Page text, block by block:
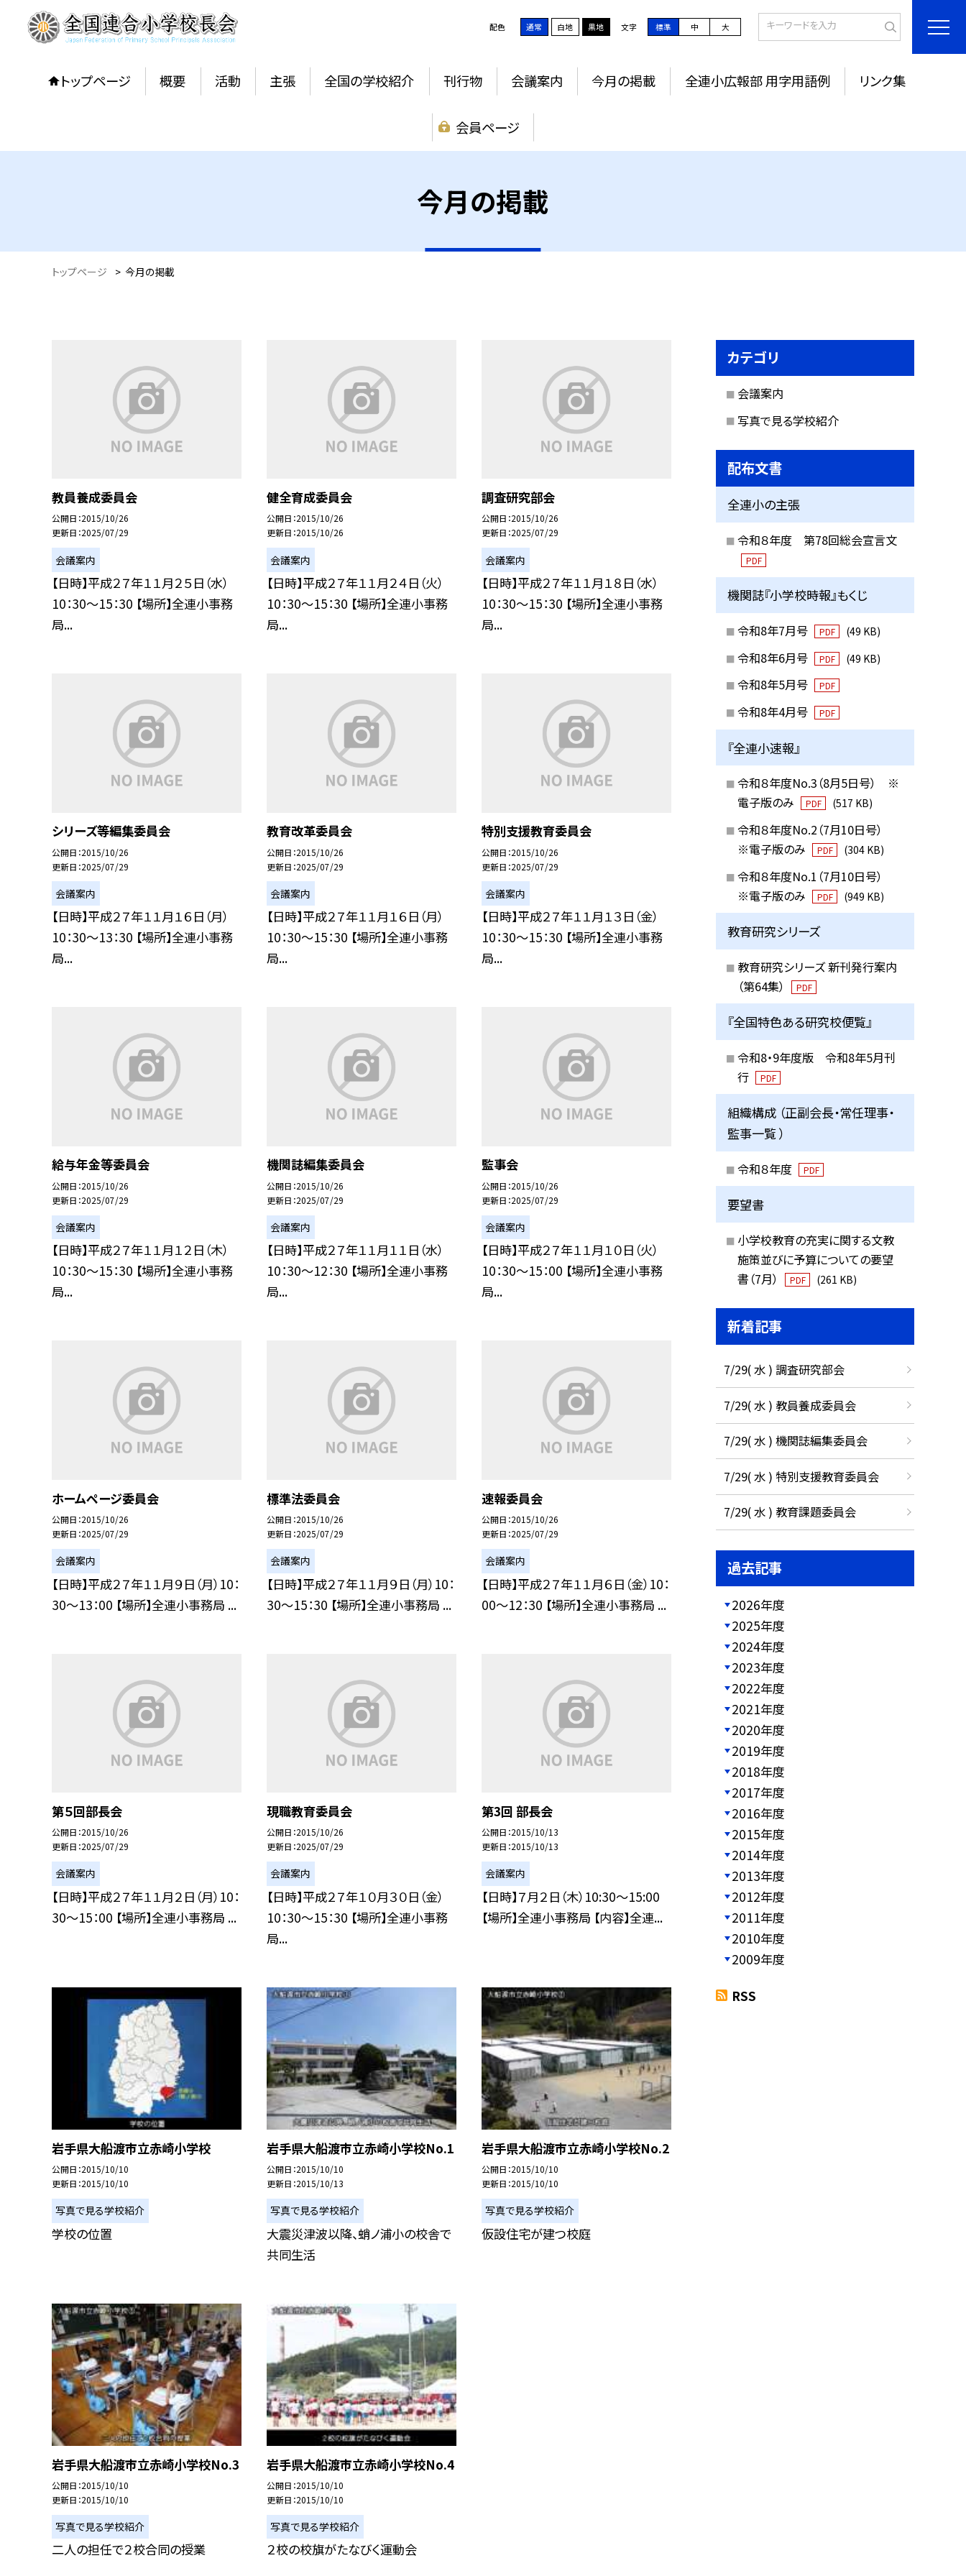
配色 通常 白地 黒地 文字 標準 中 大
トップページ 概要 活動 主張 全国の学校紹介 刊行物 会議案内 今月の掲載 全連小広報部 用字用語例 リンク集
会員ページ
今月の掲載
トップページ > 今月の掲載
教員養成委員会
公開日 2015/10/26
更新日 2025/07/29
会議案内
【日時】平成２７年１１月２５日（水）
10：30〜15：30 【場所】全連小事務
局...
健全育成委員会
公開日 2015/10/26
更新日 2015/10/26
会議案内
【日時】平成２７年１１月２４日（火）
10：30〜15：30 【場所】全連小事務
局...
調査研究部会
公開日 2015/10/26
更新日 2025/07/29
会議案内
【日時】平成２７年１１月１８日（水）
10：30〜15：30 【場所】全連小事務
局...
シリーズ等編集委員会
公開日 2015/10/26
更新日 2025/07/29
会議案内
【日時】平成２７年１１月１６日（月）
10：30〜13：30 【場所】全連小事務
局...
教育改革委員会
公開日 2015/10/26
更新日 2025/07/29
会議案内
【日時】平成２７年１１月１６日（月）
10：30〜15：30 【場所】全連小事務
局...
特別支援教育委員会
公開日 2015/10/26
更新日 2025/07/29
会議案内
【日時】平成２７年１１月１３日（金）
10：30〜15：30 【場所】全連小事務
局...
給与年金等委員会
公開日 2015/10/26
更新日 2025/07/29
会議案内
【日時】平成２７年１１月１２日（木）
10：30〜15：30 【場所】全連小事務
局...
機関誌編集委員会
公開日 2015/10/26
更新日 2025/07/29
会議案内
【日時】平成２７年１１月１１日（水）
10：30〜12：30 【場所】全連小事務
局...
監事会
公開日 2015/10/26
更新日 2025/07/29
会議案内
【日時】平成２７年１１月１０日（火）
10：30〜15：00 【場所】全連小事務
局...
ホームページ委員会
公開日 2015/10/26
更新日 2025/07/29
会議案内
【日時】平成２７年１１月９日（月）10：
30〜13：00 【場所】全連小事務局 ...
標準法委員会
公開日 2015/10/26
更新日 2025/07/29
会議案内
【日時】平成２７年１１月９日（月）10：
30〜15：30 【場所】全連小事務局 ...
速報委員会
公開日 2015/10/26
更新日 2025/07/29
会議案内
【日時】平成２７年１１月６日（金）10：
00〜12：30 【場所】全連小事務局 ...
第５回部長会
公開日 2015/10/26
更新日 2025/07/29
会議案内
【日時】平成２７年１１月２日（月）10：
30〜15：00 【場所】全連小事務局 ...
現職教育委員会
公開日 2015/10/26
更新日 2025/07/29
会議案内
【日時】平成２７年１０月３０日（金）
10：30〜15：30 【場所】全連小事務
局...
第3回 部長会
公開日 2015/10/13
更新日 2015/10/13
会議案内
【日時】７月２日（木）10:30〜15:00
【場所】全連小事務局 【内容】全連...
岩手県大船渡市立赤崎小学校
公開日 2015/10/10
更新日 2015/10/10
写真で見る学校紹介
学校の位置
岩手県大船渡市立赤崎小学校No.1
公開日 2015/10/10
更新日 2015/10/13
写真で見る学校紹介
大震災津波以降、蛸ノ浦小の校舎で
共同生活
岩手県大船渡市立赤崎小学校No.2
公開日 2015/10/10
更新日 2015/10/10
写真で見る学校紹介
仮設住宅が建つ校庭
岩手県大船渡市立赤崎小学校No.3
公開日 2015/10/10
更新日 2015/10/10
写真で見る学校紹介
二人の担任で２校合同の授業
岩手県大船渡市立赤崎小学校No.4
公開日 2015/10/10
更新日 2015/10/10
写真で見る学校紹介
２校の校旗がたなびく運動会
カテゴリ
会議案内
写真で見る学校紹介
配布文書
全連小の主張
令和８年度 第78回総会宣言文
PDF
機関誌『小学校時報』もくじ
令和8年7月号 PDF (49 KB)
令和8年6月号 PDF (49 KB)
令和8年5月号 PDF
令和8年4月号 PDF
『全連小速報』
令和８年度No.3（8月5日号） ※
電子版のみ
PDF (517 KB)
令和８年度No.2（7月10日号）
※電子版のみ
PDF (304 KB)
令和８年度No.1（7月10日号）
※電子版のみ
PDF (949 KB)
教育研究シリーズ
教育研究シリーズ 新刊発行案内
（第64集）
PDF
『全国特色ある研究校便覧』
令和8・9年度版 令和8年5月刊
行
PDF
組織構成 （正副会長・常任理事・
監事一覧 ）
令和８年度 PDF
要望書
小学校教育の充実に関する文教
施策並びに予算についての要望
書（7月）
PDF (261 KB)
新着記事
7/29( 水 ) 調査研究部会
7/29( 水 ) 教員養成委員会
7/29( 水 ) 機関誌編集委員会
7/29( 水 ) 特別支援教育委員会
7/29( 水 ) 教育課題委員会
過去記事
2026年度
2025年度
2024年度
2023年度
2022年度
2021年度
2020年度
2019年度
2018年度
2017年度
2016年度
2015年度
2014年度
2013年度
2012年度
2011年度
2010年度
2009年度
RSS